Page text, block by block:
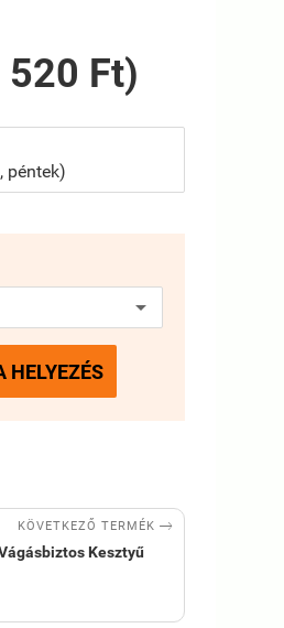
520 Ft)
péntek)
HELYEZÉS
KÖVETKEZŐ TERMÉK 
Kesztyű